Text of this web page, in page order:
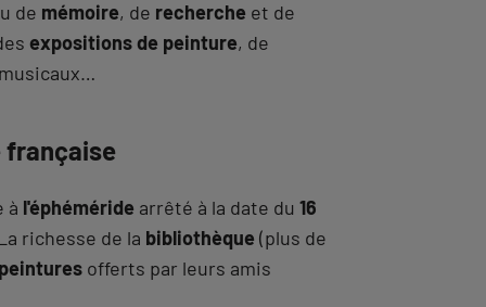
de mémoire, de recherche et de
expositions de peinture, de
française
à l'éphéméride arrêté à la date du 16
richesse de la bibliothèque (plus de
offerts par leurs amis